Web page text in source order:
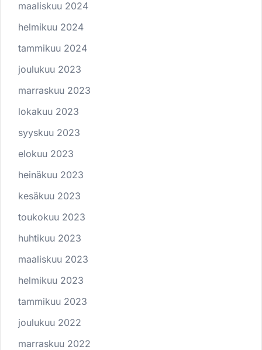
maaliskuu 2024
helmikuu 2024
tammikuu 2024
joulukuu 2023
marraskuu 2023
lokakuu 2023
syyskuu 2023
elokuu 2023
heinäkuu 2023
kesäkuu 2023
toukokuu 2023
huhtikuu 2023
maaliskuu 2023
helmikuu 2023
tammikuu 2023
joulukuu 2022
marraskuu 2022